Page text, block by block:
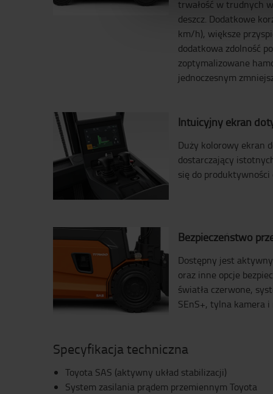
trwałość w trudnych
deszcz. Dodatkowe
km/h), większe
dodatkowa zdolność
zoptymalizowane
jednoczesnym
Intuicyjny ekran
Duży kolorowy ekran
dostarczający
się do produktywności
Bezpieczeństwo
Dostępny jest
oraz inne opcje
światła czerwone,
SEnS+, tylna kamera i
Specyfikacja techniczna
Toyota SAS (aktywny układ stabilizacji)
System zasilania prądem przemiennym Toyota